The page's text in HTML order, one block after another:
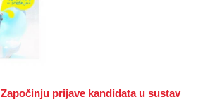
Započinju prijave kandidata u sustav